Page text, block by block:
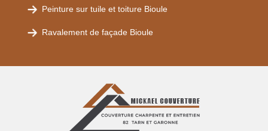
Peinture sur tuile et toiture Bioule
Ravalement de façade Bioule